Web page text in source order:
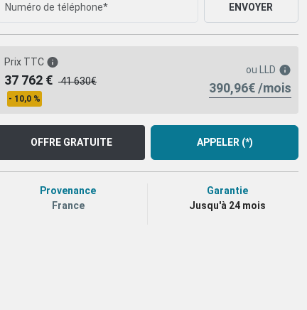
ENVOYER
Prix TTC
37 762 € 41 630€
- 10,0 %
ou LLD
390,96€ /mois
OFFRE GRATUITE APPELER (*)
Provenance
France
Garantie
Jusqu'à 24 mois